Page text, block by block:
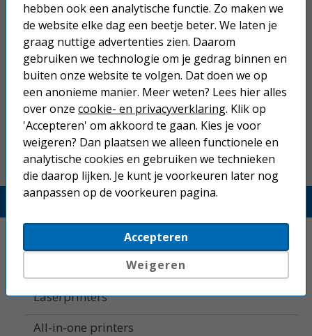
Op werkdagen voor 22:30 uur besteld, morgen in huis.
Superscherpe prijzen!
Niet goed geld terug.
Gratis verzending boven € 25,-
Betaal binnen 14 dagen na aankoop
Printerland.nl
Laserprinters
All-in-one printers
hebben ook een analytische functie. Zo maken we
de website elke dag een beetje beter. We laten je
graag nuttige advertenties zien. Daarom
gebruiken we technologie om je gedrag binnen en
buiten onze website te volgen. Dat doen we op
een anonieme manier. Meer weten? Lees hier alles
over onze cookie- en privacyverklaring. Klik op
'Accepteren' om akkoord te gaan. Kies je voor
weigeren? Dan plaatsen we alleen functionele en
analytische cookies en gebruiken we technieken
die daarop lijken. Je kunt je voorkeuren later nog
aanpassen op de voorkeuren pagina.
Accepteren
Weigeren